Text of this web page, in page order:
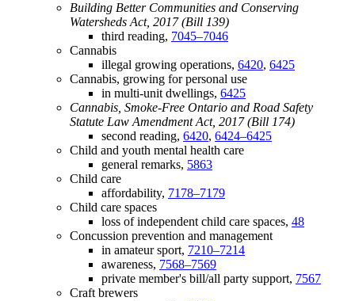
Building Better Communities and Conserving
Watersheds Act, 2017 (Bill 139)
third reading, 7045–7046
Cannabis
illegal growing operations, 6420, 6425
Cannabis, growing for personal use
in multi-unit dwellings, 6425
Cannabis, Smoke-Free Ontario and Road Safety
Statute Law Amendment Act, 2017 (Bill 174)
second reading, 6420, 6424–6425
Child and youth mental health care
general remarks, 5863
Child care
affordability, 7178–7179
Child care spaces
loss of independent child care spaces, 48
Concussion prevention and management
in amateur sport, 7210–7214
awareness, 7568–7569
private member's bill/all party support, 7567
Craft brewers